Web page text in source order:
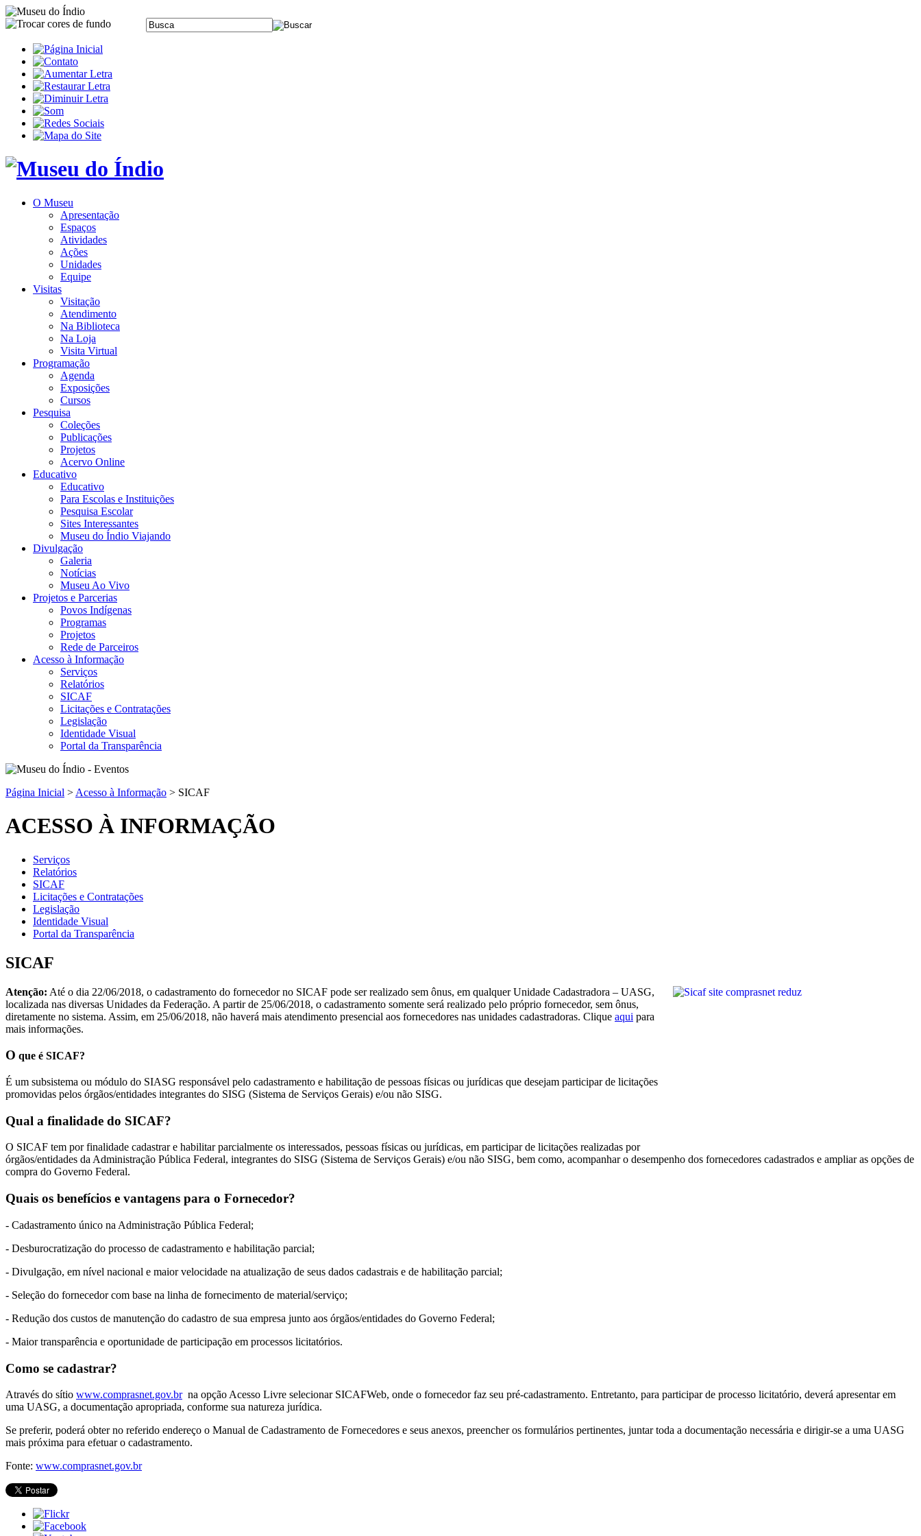
O Museu
Apresentação
Espaços
Atividades
Ações
Unidades
Equipe
Visitas
Visitação
Atendimento
Na Biblioteca
Na Loja
Visita Virtual
Programação
Agenda
Exposições
Cursos
Pesquisa
Coleções
Publicações
Projetos
Acervo Online
Educativo
Educativo
Para Escolas e Instituições
Pesquisa Escolar
Sites Interessantes
Museu do Índio Viajando
Divulgação
Galeria
Notícias
Museu Ao Vivo
Projetos e Parcerias
Povos Indígenas
Programas
Projetos
Rede de Parceiros
Acesso à Informação
Serviços
Relatórios
SICAF
Licitações e Contratações
Legislação
Identidade Visual
Portal da Transparência
Página Inicial > Acesso à Informação > SICAF
ACESSO À INFORMAÇÃO
Serviços
Relatórios
SICAF
Licitações e Contratações
Legislação
Identidade Visual
Portal da Transparência
SICAF
Atenção: Até o dia 22/06/2018, o cadastramento do fornecedor no SICAF pode ser realizado sem ônus, em qualquer Unidade Cadastradora – UASG,
localizada nas diversas Unidades da Federação. A partir de 25/06/2018, o cadastramento somente será realizado pelo próprio fornecedor, sem ônus,
diretamente no sistema. Assim, em 25/06/2018, não haverá mais atendimento presencial aos fornecedores nas unidades cadastradoras. Clique aqui para
mais informações.
O que é SICAF?
É um subsistema ou módulo do SIASG responsável pelo cadastramento e habilitação de pessoas físicas ou jurídicas que desejam participar de licitações
promovidas pelos órgãos/entidades integrantes do SISG (Sistema de Serviços Gerais) e/ou não SISG.
Qual a finalidade do SICAF?
O SICAF tem por finalidade cadastrar e habilitar parcialmente os interessados, pessoas físicas ou jurídicas, em participar de licitações realizadas por
órgãos/entidades da Administração Pública Federal, integrantes do SISG (Sistema de Serviços Gerais) e/ou não SISG, bem como, acompanhar o desempenho dos fornecedores cadastrados e ampliar as opções de
compra do Governo Federal.
Quais os benefícios e vantagens para o Fornecedor?
- Cadastramento único na Administração Pública Federal;
- Desburocratização do processo de cadastramento e habilitação parcial;
- Divulgação, em nível nacional e maior velocidade na atualização de seus dados cadastrais e de habilitação parcial;
- Seleção do fornecedor com base na linha de fornecimento de material/serviço;
- Redução dos custos de manutenção do cadastro de sua empresa junto aos órgãos/entidades do Governo Federal;
- Maior transparência e oportunidade de participação em processos licitatórios.
Como se cadastrar?
Através do sítio www.comprasnet.gov.brna opção Acesso Livre selecionar SICAFWeb, onde o fornecedor faz seu pré-cadastramento. Entretanto, para participar de processo licitatório, deverá apresentar em
uma UASG, a documentação apropriada, conforme sua natureza jurídica.
Se preferir, poderá obter no referido endereço o Manual de Cadastramento de Fornecedores e seus anexos, preencher os formulários pertinentes, juntar toda a documentação necessária e dirigir-se a uma UASG
mais próxima para efetuar o cadastramento.
Fonte: www.comprasnet.gov.br